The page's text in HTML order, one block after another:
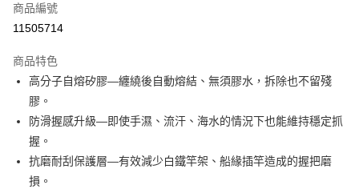
信用卡分期付款
合作金庫商業銀行
華南商業銀行
彰化商業銀行
上海商業儲蓄銀行
國泰世華商業銀行
兆豐國際商業銀行
臺灣中小企業銀行
匯豐（台灣）商業銀行
華泰商業銀行
聯邦商業銀行
遠東國際商業銀行
元大商業銀行
超商取貨付款
Apple Pay
街口支付
悠遊付
商品編號
11505714
商品特色
高分子自熔矽膠—纏繞後自動熔結、無須膠水，拆除也不留殘
膠。
防滑握感升級—即使手濕、流汗、海水的情況下也能維持穩定抓
握。
抗磨耐刮保護層—有效減少白鐵竿架、船緣插竿造成的握把磨
損。